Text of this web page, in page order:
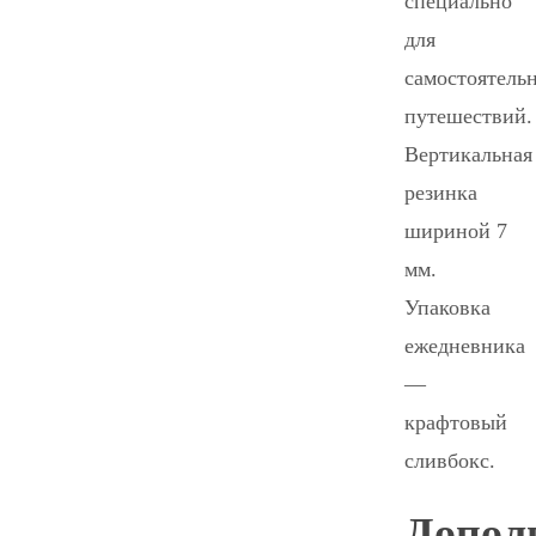
для
путешествий.
Вертикальная
резинка
шириной 7
мм.
Упаковка
ежедневника
—
крафтовый
сливбокс.